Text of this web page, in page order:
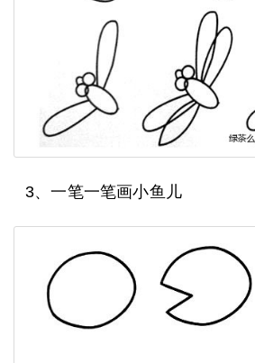
3、一笔一笔画小鱼儿